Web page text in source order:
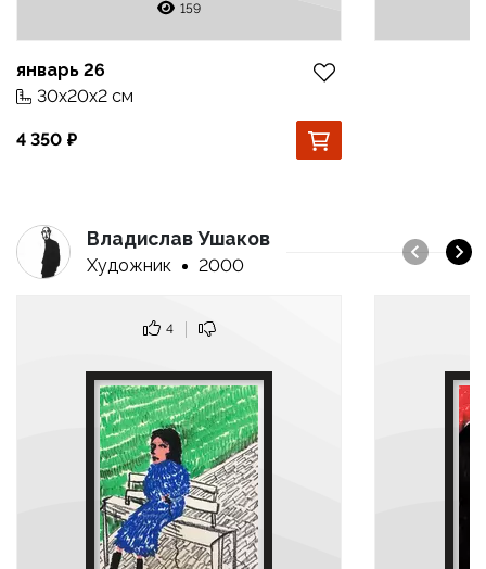
159
январь 26
30x20x2 см
4 350
Владислав Ушаков
Художник 2000
4